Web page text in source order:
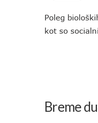
Poleg
kot so
Breme